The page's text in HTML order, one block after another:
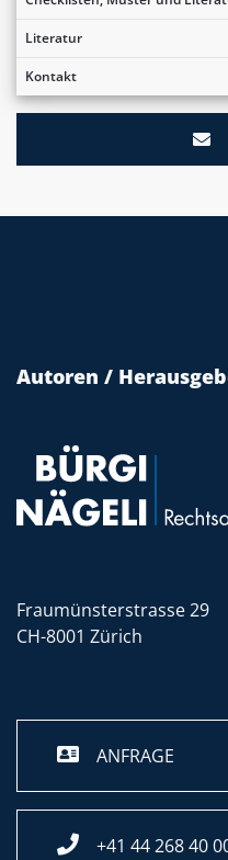
Literatur
Kontakt
Autoren /
Fraumünsterstrasse 29
CH-8001 Zürich
ANFRAGE
+41 44 268 40